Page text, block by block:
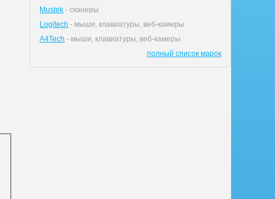
Mustek - сканеры
Logitech - мыши, клавиатуры, веб-камеры
A4Tech - мыши, клавиатуры, веб-камеры
полный список марок